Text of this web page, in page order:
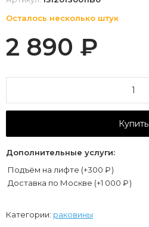
Осталось несколько штук
2 890 ₽
Купить
Дополнительные услуги:
Подъём на лифте (+300 ₽)
Доставка по Москве (+1 000 ₽)
Категории: раковины